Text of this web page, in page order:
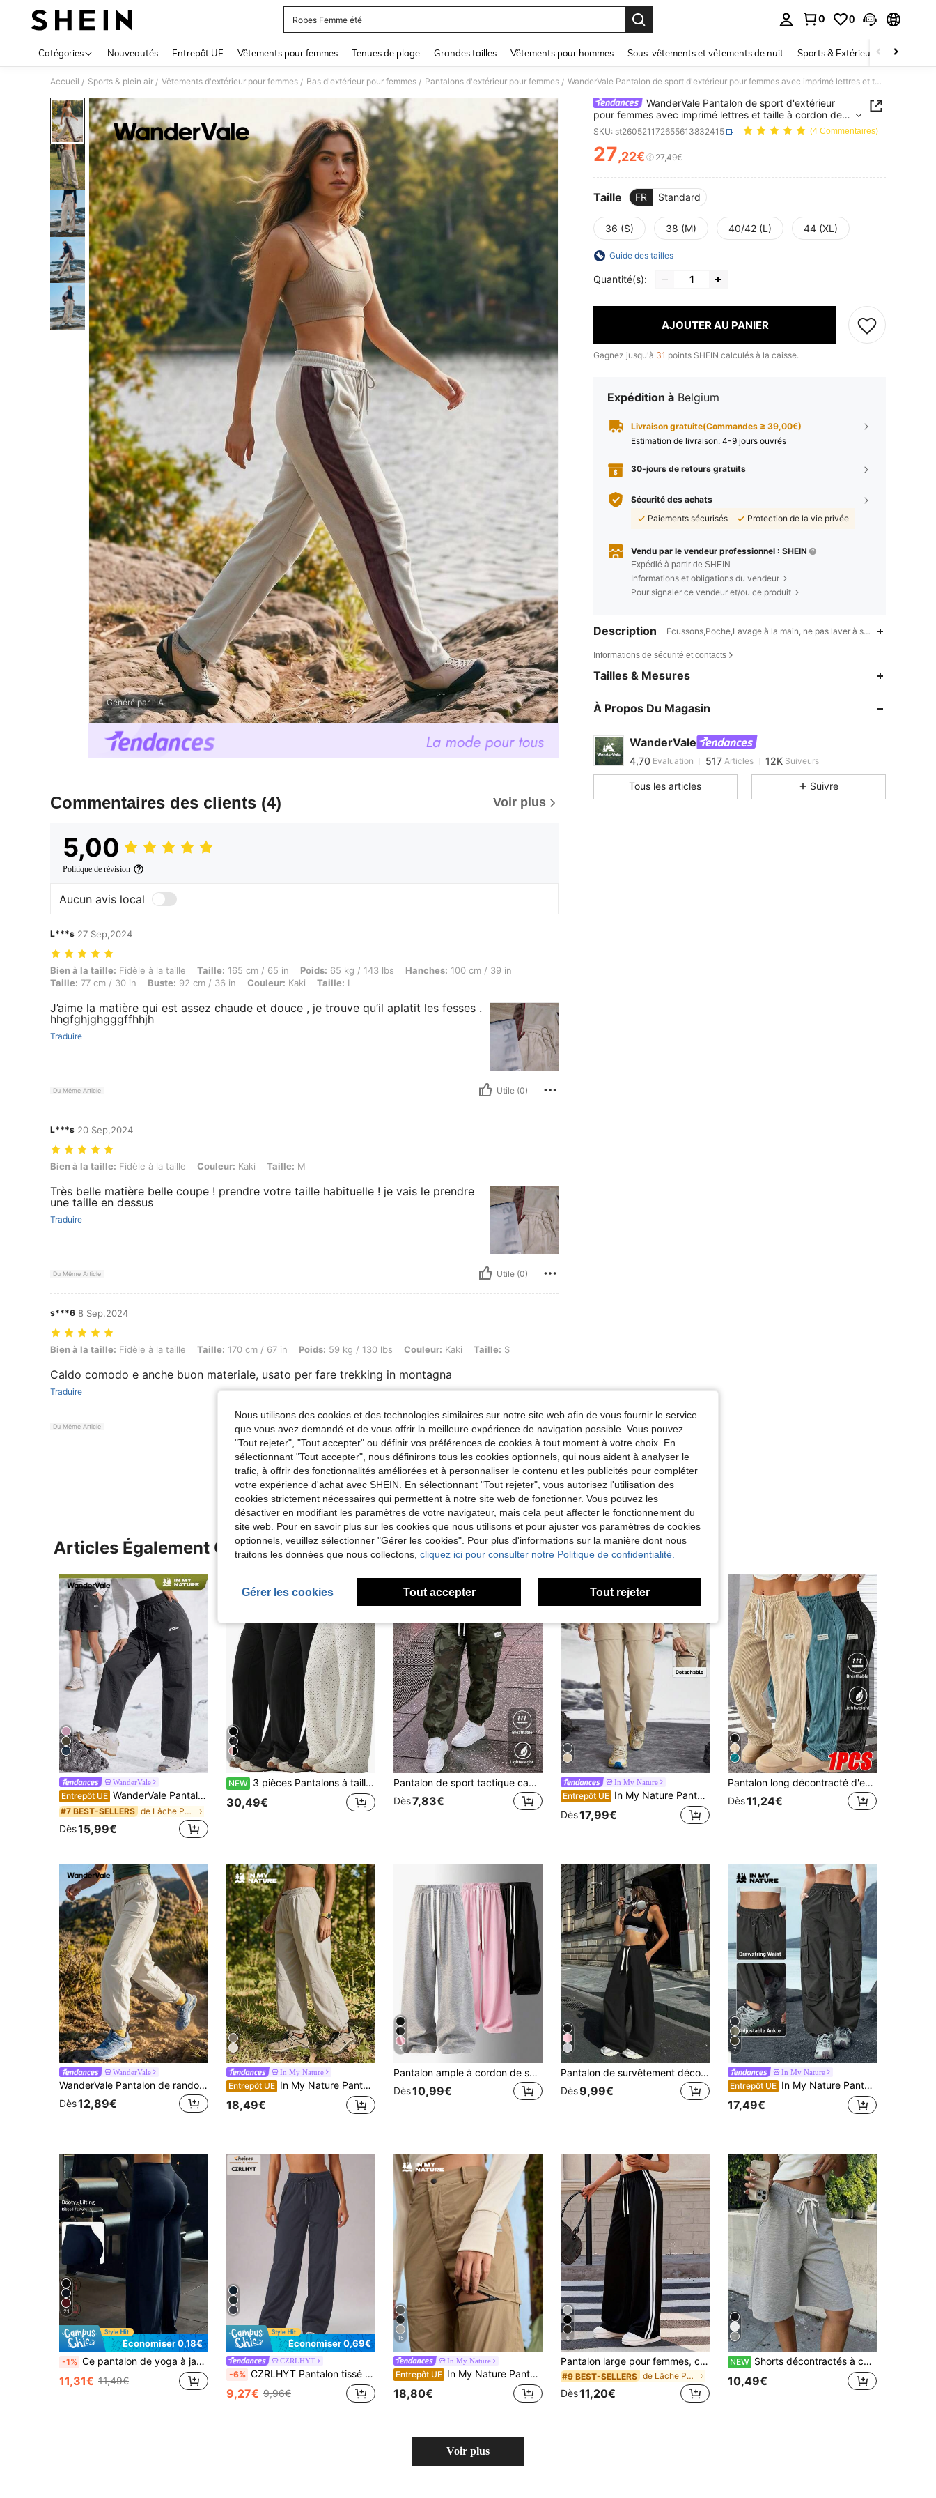
Robes Femme été
0 0
Catégories Nouveautés Entrepôt UE Vêtements pour femmes Tenues de plage Grandes tailles Vêtements pour hommes Sous-vêtements et vêtements de nuit Sports & Extérieur Enfants
Accueil / Sports & plein air / Vêtements d'extérieur pour femmes / Bas d'extérieur pour femmes / Pantalons d'extérieur pour femmes / WanderVale Pantalon de sport d'extérieur pour femmes avec imprimé lettres et taille à cordon de serrage
Généré par l'IA
Commentaires des clients (4) Voir plus
5,00
Politique de révision
Aucun avis local
L***s 27 Sep,2024
Bien à la taille: Fidèle à la taille, Taille: 165 cm / 65 in, Poids: 65 kg / 143 lbs, Hanches: 100 cm / 39 in, Taille: 77 cm / 30 in, Buste: 92 cm / 36 in, Couleur: Kaki, Taille: L
Bien à la taille: Fidèle à la taille Taille: 165 cm / 65 in Poids: 65 kg / 143 lbs Hanches: 100 cm / 39 in
Taille: 77 cm / 30 in Buste: 92 cm / 36 in Couleur: Kaki Taille: L
J’aime la matière qui est assez chaude et douce , je trouve qu’il aplatit les fesses .
hhgfghjghgggffhhjh
Traduire
Du Même Article Utile (0)
L***s 20 Sep,2024
Bien à la taille: Fidèle à la taille, Couleur: Kaki, Taille: M
Bien à la taille: Fidèle à la taille Couleur: Kaki Taille: M
Très belle matière belle coupe ! prendre votre taille habituelle ! je vais le prendre
une taille en dessus
Traduire
Du Même Article Utile (0)
s***6 8 Sep,2024
Bien à la taille: Fidèle à la taille, Taille: 170 cm / 67 in, Poids: 59 kg / 130 lbs, Couleur: Kaki, Taille: S
Bien à la taille: Fidèle à la taille Taille: 170 cm / 67 in Poids: 59 kg / 130 lbs Couleur: Kaki Taille: S
Caldo comodo e anche buon materiale, usato per fare trekking in montagna
Traduire
Du Même Article Utile (0)
Voir Plus D'avis
WanderVale Pantalon de sport d'extérieur
pour femmes avec imprimé lettres et taille à cordon de
serrage
SKU: st260521172655613832415 (4 Commentaires)
PRICE AND AVAILABILITY
27,22€ 27,49€
Taille FR Standard
36 (S) 38 (M) 40/42 (L) 44 (XL)
Guide des tailles
Quantité(s):
AJOUTER AU PANIER
Gagnez jusqu'à 31 points SHEIN calculés à la caisse.
Expédition à Belgium
Livraison gratuite(Commandes ≥ 39,00€)
Estimation de livraison: 4-9 jours ouvrés
30-jours de retours gratuits
Sécurité des achats
Paiements sécurisés
Protection de la vie privée
Vendu par le vendeur professionnel : SHEIN
Expédié à partir de SHEIN
Informations et obligations du vendeur
Pour signaler ce vendeur et/ou ce produit
Description Écussons,Poche,Lavage à la main, ne pas laver à sec,OUI
Informations de sécurité et contacts
Tailles & Mesures
À Propos Du Magasin
WanderVale
4,70
4,70
517
517
m***0est en train de naviguer
4,70 517
12K
Tous les articles Suivre
Articles Également Consultés
8
WanderVale
Entrepôt UE WanderVale Pantalon de randonnée casual pour femmes avec cordon de serrage et imprimé lettres, automne/hiver
#7 BEST-SELLERS de Lâche Pantalons d'extérieur pour femmes
Dès15,99€
5
NEW 3 pièces Pantalons à taille haute avec contrôle du ventre et levage des fesses, style Y2K noir ample et décontracté, pantalon long de style de rue, ensemble de pantalons évasés amincissants roses pour le sport
30,49€
Pantalon de sport tactique camouflage pour femmes, style de rue Y2K. Pantalon décontracté pour femmes, design multi-poches, taille élastique avec cordon de serrage contrasté, pantalon cargo ample, convient pour le port quotidien, les déplacements, les activités de plein air, la fête de l'indépendance
Dès7,83€
In My Nature
Entrepôt UE In My Nature Pantalon long amovible pour femmes pour le camping, la randonnée et les déplacements en ville
Dès17,99€
Pantalon long décontracté d'extérieur en velours côtelé pour femmes, style sport
Dès11,24€
WanderVale
WanderVale Pantalon de randonnée extérieur polyvalent et décontracté pour femme, couleur unie, avec taille à cordon de serrage, pour un usage quotidien
Dès12,89€
In My Nature
Entrepôt UE In My Nature Pantalon décontracté à taille élastique de couleur unie, polyvalent pour un port quotidien avec cordon de serrage
18,49€
5
Pantalon ample à cordon de serrage, style à jambes larges, convient pour les sports de plein air et le port quotidien en été et automne. Excellent cadeau pour la petite amie pour la rentrée scolaire au printemps
Dès10,99€
Pantalon de survêtement décontracté à jambes droites pour femmes, taille élastique minimaliste à la mode avec poches latérales pour le sport
Dès9,99€
7
In My Nature
Entrepôt UE In My Nature Pantalon cargo utilitaire décontracté pour femme, couleur unie avec cordon de serrage. Vêtements de randonnée pour femmes
17,49€
21
Économiser 0,18€
-1% Ce pantalon de yoga à jambes larges de couleur unie est confortable et amincissant, convenant pour la course, la fitness et diverses activités de yoga. Sports de printemps
11,31€ 11,49€
Économiser 0,69€
CZRLHYT
-6% CZRLHYT Pantalon tissé à cordon de serrage et poche zippée pour femmes, pantalon long ample multifonctionnel pour les activités de plein air
9,27€ 9,96€
15
In My Nature
Entrepôt UE In My Nature Pantalon de randonnée décontracté à jambes droites et poches amovibles pour femmes
18,80€
6
Pantalon large pour femmes, conçu avec des lignes épurées, tissu confortable, convient pour les sports, l'extérieur, les tenues décontractées et quotidiennes, noir printemps
#9 BEST-SELLERS de Lâche Pantalons d'extérieur pour femmes
Dès11,20€
NEW Shorts décontractés à cordon de serrage élastique de couleur unie pour femmes, vêtements d'été, shorts de sport pour femmes, shorts d'été décontractés, convient pour les activités de plein air et le port quotidien, cadeau parfait pour la petite amie
10,49€
Voir plus
Nous utilisons des cookies et des technologies similaires sur notre site web afin de vous fournir le service
que vous avez demandé et de vous offrir la meilleure expérience de navigation possible. Vous pouvez
"Tout rejeter", "Tout accepter" ou définir vos préférences de cookies à tout moment à votre choix. En
sélectionnant "Tout accepter", nous définirons tous les cookies optionnels, qui nous aident à analyser le
trafic, à offrir des fonctionnalités améliorées et à personnaliser le contenu et les publicités pour compléter
votre expérience d'achat avec SHEIN. En sélectionnant "Tout rejeter", vous autorisez l'utilisation des
cookies strictement nécessaires qui permettent à notre site web de fonctionner. Vous pouvez les
désactiver en modifiant les paramètres de votre navigateur, mais cela peut affecter le fonctionnement du
site web. Pour en savoir plus sur les cookies que nous utilisons et pour ajuster vos paramètres de cookies
optionnels, veuillez sélectionner "Gérer les cookies". Pour plus d'informations sur la manière dont nous
traitons les données que nous collectons, cliquez ici pour consulter notre Politique de confidentialité.
Gérer les cookies Tout accepter Tout rejeter